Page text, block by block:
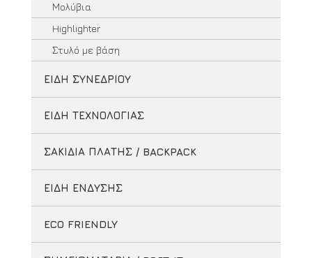
Μολύβια
Highlighter
Στυλό με βάση
ΕΙΔΗ ΣΥΝΕΔΡΙΟΥ
ΕΙΔΗ ΤΕΧΝΟΛΟΓΙΑΣ
ΣΑΚΙΔΙΑ ΠΛΑΤΗΣ / BACKPACK
ΕΙΔΗ ΕΝΔΥΣΗΣ
ECO FRIENDLY